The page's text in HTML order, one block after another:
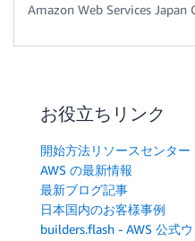
Amazon Web Services Japan
お役立ちリンク
開始方法リソースセンター
AWS の最新情報
最新ブログ記事
日本国内のお客様事例
builders.flash - AWS 公式